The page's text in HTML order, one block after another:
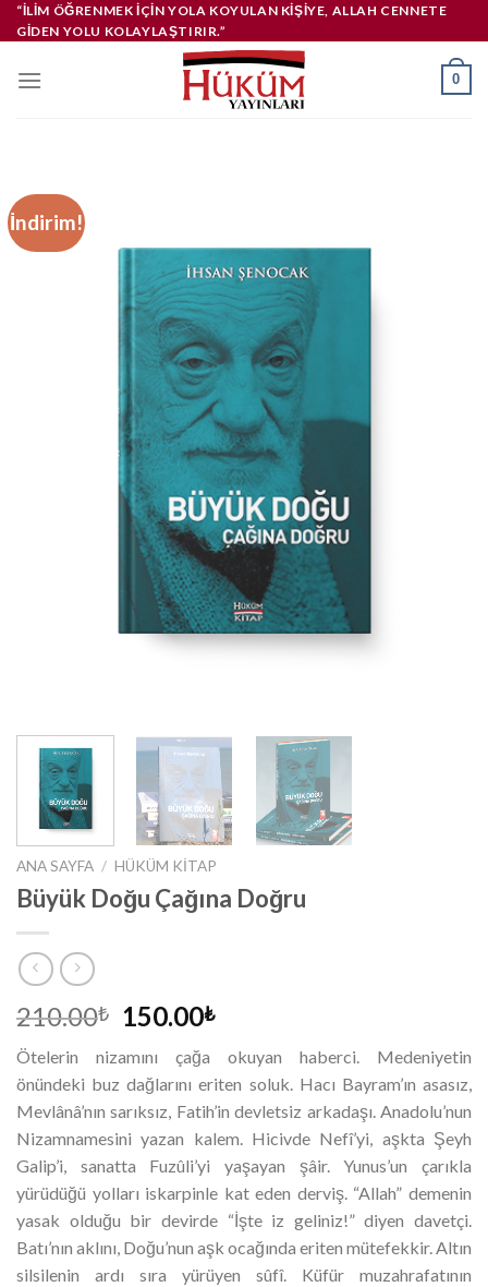
İçeriğe
atla
“İLIM ÖĞRENMEK IÇIN YOLA KOYULAN KIŞIYE, ALLAH CENNETE
GIDEN YOLU KOLAYLAŞTIRIR.”
0
İndirim!
ANA SAYFA / HÜKÜM KITAP
Büyük Doğu Çağına Doğru
210.00₺
Orijinal
210.00₺.
150.00₺Şu
fiyat:
150.00₺.
Ötelerin nizamını çağa okuyan haberci. Medeniyetin
önündeki buz dağlarını eriten soluk. Hacı Bayram’ın asasız,
Mevlânâ’nın sarıksız, Fatih’in devletsiz arkadaşı. Anadolu’nun
Nizamnamesini yazan kalem. Hicivde Nefî’yi, aşkta Şeyh
Galip’i, sanatta Fuzûli’yi yaşayan şâir. Yunus’un çarıkla
yürüdüğü yolları iskarpinle kat eden derviş. “Allah” demenin
yasak olduğu bir devirde “İşte iz geliniz!” diyen davetçi.
Batı’nın aklını, Doğu’nun aşk ocağında eriten mütefekkir. Altın
silsilenin ardı sıra yürüyen sûfî. Küfür muzahrafatının